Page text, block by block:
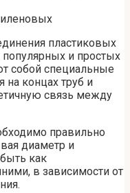
пластиковых
популярных и простых
собой специальные
на концах труб и
связь между
правильно
диаметр и
как
в зависимости от